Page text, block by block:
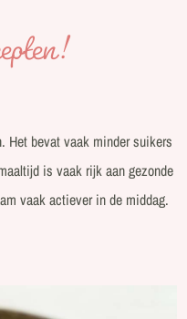
Het bevat vaak minder suikers
is vaak rijk aan gezonde
vaak actiever in de middag.